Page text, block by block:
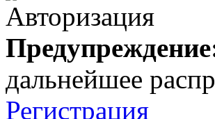
Авторизация
дальнейшее
Регистрация